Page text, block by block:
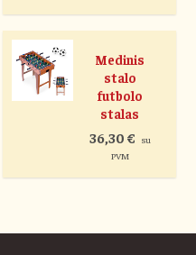
Medinis
stalo
futbolo
stalas
36,30 €
su
PVM